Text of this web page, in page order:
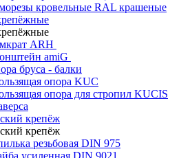
кровельные RAL крашеные
ARH
amiG
бруса - балки
опора KUC
опора для стропил KUCIS
крепёж
крепёж
резьбовая DIN 975
усиленная DIN 9021